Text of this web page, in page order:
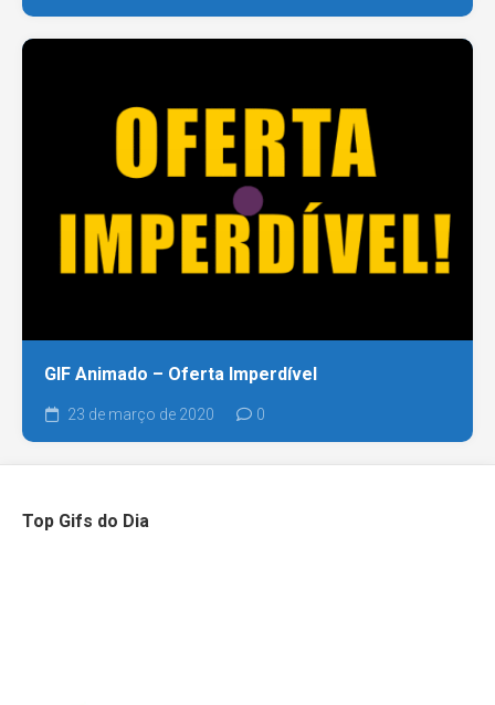
GIF Animado – Oferta Imperdível
23 de março de 2020 0
Top Gifs do Dia